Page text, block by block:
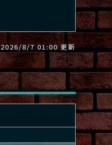
2026/8/7 01:00 更新